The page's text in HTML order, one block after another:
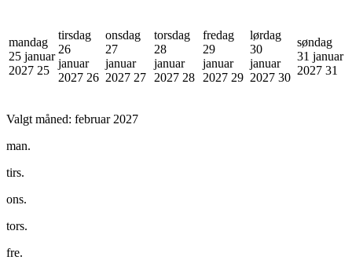
mandag
25 januar
2027 25
tirsdag
26
januar
2027 26
onsdag
27
januar
2027 27
torsdag
28
januar
2027 28
fredag
29
januar
2027 29
lørdag
30
januar
2027 30
søndag
31 januar
2027 31
Valgt måned: februar 2027
man.
tirs.
ons.
tors.
fre.